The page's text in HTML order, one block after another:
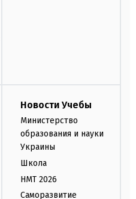
Новости Учебы
Министерство
образования и науки
Украины
Школа
НМТ 2026
Саморазвитие